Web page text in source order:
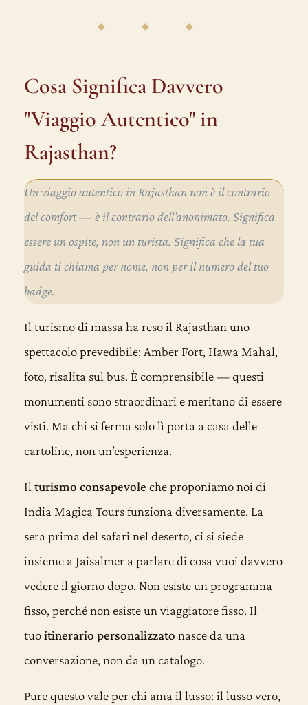
◆ ◆ ◆
Cosa Significa Davvero
"Viaggio Autentico" in
Rajasthan?
Un viaggio autentico in Rajasthan non è il contrario
del comfort — è il contrario dell’anonimato. Significa
essere un ospite, non un turista. Significa che la tua
guida ti chiama per nome, non per il numero del tuo
badge.
Il turismo di massa ha reso il Rajasthan uno
spettacolo prevedibile: Amber Fort, Hawa Mahal,
foto, risalita sul bus. È comprensibile — questi
monumenti sono straordinari e meritano di essere
visti. Ma chi si ferma solo lì porta a casa delle
cartoline, non un’esperienza.
Il turismo consapevole che proponiamo noi di
India Magica Tours funziona diversamente. La
sera prima del safari nel deserto, ci si siede
insieme a Jaisalmer a parlare di cosa vuoi davvero
vedere il giorno dopo. Non esiste un programma
fisso, perché non esiste un viaggiatore fisso. Il
tuoitinerario personalizzato nasce da una
conversazione, non da un catalogo.
Pure questo vale per chi ama il lusso: il lusso vero,